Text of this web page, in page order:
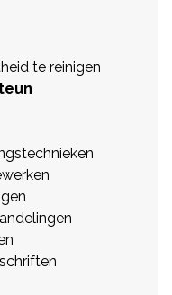
te reinigen